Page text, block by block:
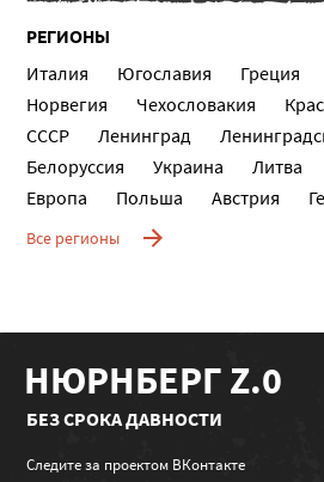
РЕГИОНЫ
Италия Югославия Греция
Норвегия
Чехословакия
СССР
Ленинград
Белоруссия
Украина Литва
Европа
Польша Австрия
Все регионы
НЮРНБЕРГ Z.0
БЕЗ СРОКА ДАВНОСТИ
Следите за проектом ВКонтакте